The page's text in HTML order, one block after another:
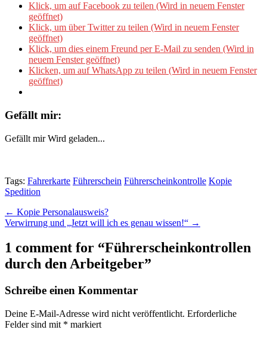
Klick, um auf Facebook zu teilen (Wird in neuem Fenster
geöffnet)
Klick, um über Twitter zu teilen (Wird in neuem Fenster
geöffnet)
Klick, um dies einem Freund per E-Mail zu senden (Wird in
neuem Fenster geöffnet)
Klicken, um auf WhatsApp zu teilen (Wird in neuem Fenster
geöffnet)
Gefällt mir:
Gefällt mir Wird geladen...
Tags: Fahrerkarte Führerschein Führerscheinkontrolle Kopie
Spedition
Post
navigation
← Kopie Personalausweis?
Verwirrung und „Jetzt will ich es genau wissen!“ →
1 comment for “Führerscheinkontrollen
durch den Arbeitgeber”
Schreibe einen Kommentar
Deine E-Mail-Adresse wird nicht veröffentlicht. Erforderliche
Felder sind mit * markiert